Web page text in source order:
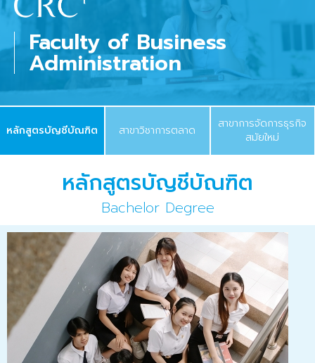
Faculty of Business
Administration
หลักสูตรบัญชีบัณฑิต สาขาวิชาการตลาด
สาขาการจัดการธุรกิจ
สมัยใหม่
หลักสูตรบัญชีบัณฑิต
Bachelor Degree